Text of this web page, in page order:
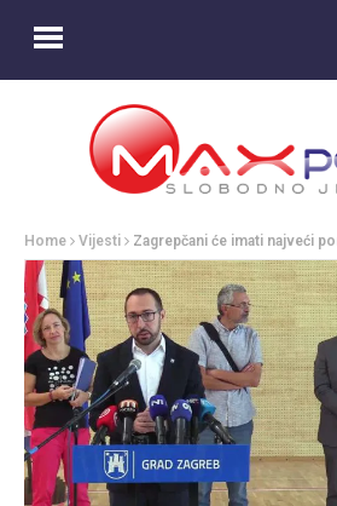
Home Vijesti Zagrepčani će imati najveći